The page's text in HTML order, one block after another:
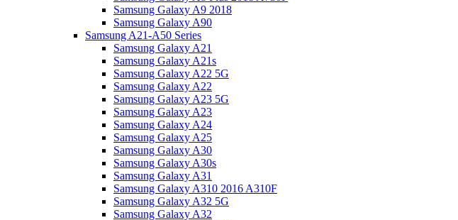
Samsung Galaxy A9 2018
Samsung Galaxy A90
Samsung A21-A50 Series
Samsung Galaxy A21
Samsung Galaxy A21s
Samsung Galaxy A22 5G
Samsung Galaxy A22
Samsung Galaxy A23 5G
Samsung Galaxy A23
Samsung Galaxy A24
Samsung Galaxy A25
Samsung Galaxy A30
Samsung Galaxy A30s
Samsung Galaxy A31
Samsung Galaxy A310 2016 A310F
Samsung Galaxy A32 5G
Samsung Galaxy A32